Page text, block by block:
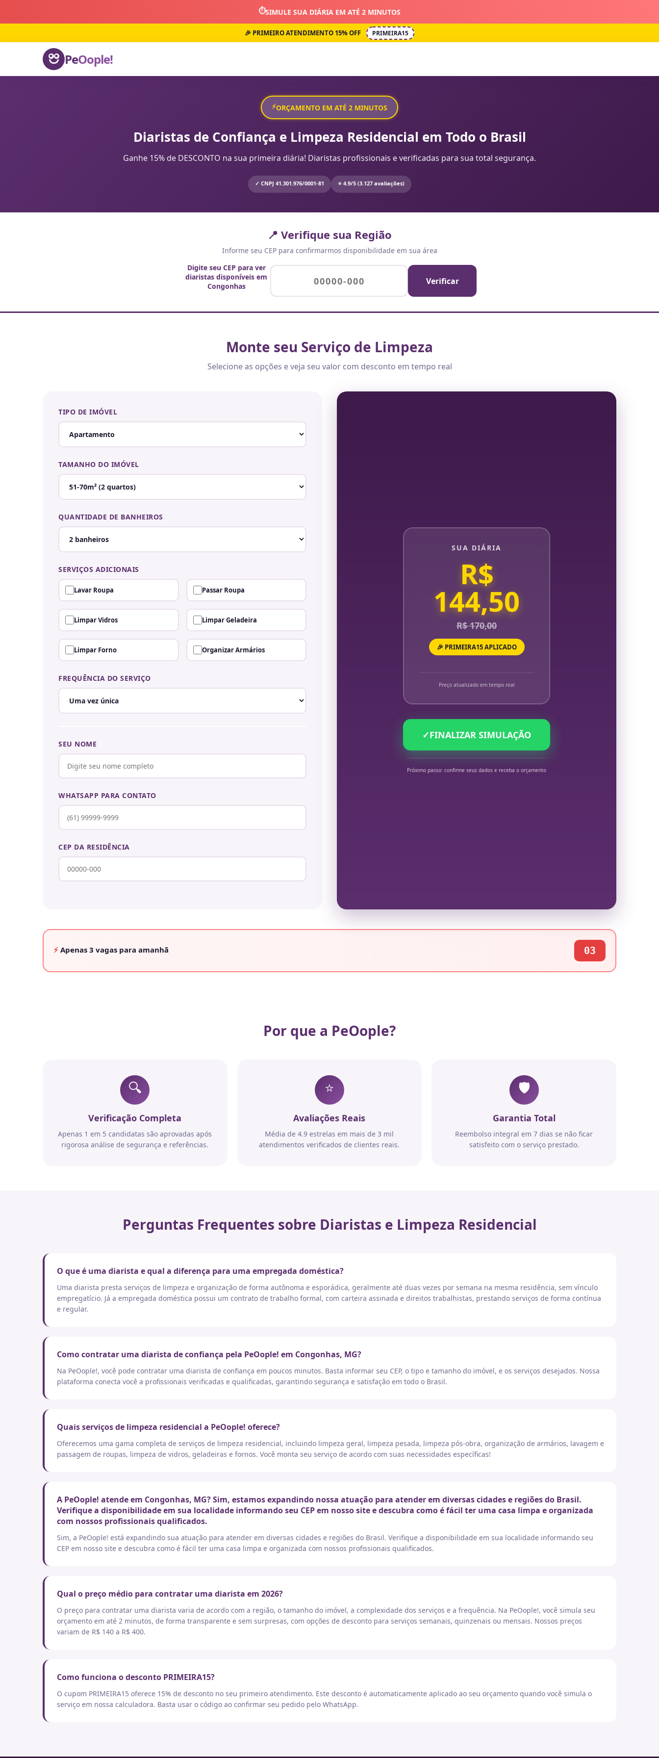
⏱️SIMULE SUA DIÁRIA EM ATÉ 2 MINUTOS
🎉 PRIMEIRO ATENDIMENTO 15% OFF PRIMEIRA15
PeOople!
⚡ORÇAMENTO EM ATÉ 2 MINUTOS
Diaristas de Confiança e Limpeza Residencial em Todo o Brasil
Ganhe 15% de DESCONTO na sua primeira diária! Diaristas profissionais e verificadas para sua total segurança.
✓ CNPJ 41.301.976/0001-81 ⭐ 4.9/5 (3.127 avaliações)
📍 Verifique sua Região
Informe seu CEP para confirmarmos disponibilidade em sua área
Digite seu CEP para ver
diaristas disponíveis em
Congonhas
Verificar
Monte seu Serviço de Limpeza
Selecione as opções e veja seu valor com desconto em tempo real
TIPO DE IMÓVEL
TAMANHO DO IMÓVEL
QUANTIDADE DE BANHEIROS
SERVIÇOS ADICIONAIS
Lavar Roupa Passar Roupa
Limpar Vidros Limpar Geladeira
Limpar Forno Organizar Armários
FREQUÊNCIA DO SERVIÇO
SEU NOME
WHATSAPP PARA CONTATO
CEP DA RESIDÊNCIA
SUA DIÁRIA
R$
144,50
R$ 170,00
🎉 PRIMEIRA15 APLICADO
Preço atualizado em tempo real
✓FINALIZAR SIMULAÇÃO
Próximo passo: confirme seus dados e receba o orçamento
⚡ Apenas 3 vagas para amanhã 03
Por que a PeOople?
🔍
Verificação Completa
Apenas 1 em 5 candidatas são aprovadas após
rigorosa análise de segurança e referências.
⭐
Avaliações Reais
Média de 4.9 estrelas em mais de 3 mil
atendimentos verificados de clientes reais.
🛡️
Garantia Total
Reembolso integral em 7 dias se não ficar
satisfeito com o serviço prestado.
Perguntas Frequentes sobre Diaristas e Limpeza Residencial
O que é uma diarista e qual a diferença para uma empregada doméstica?
Uma diarista presta serviços de limpeza e organização de forma autônoma e esporádica, geralmente até duas vezes por semana na mesma residência, sem vínculo
empregatício. Já a empregada doméstica possui um contrato de trabalho formal, com carteira assinada e direitos trabalhistas, prestando serviços de forma contínua
e regular.
Como contratar uma diarista de confiança pela PeOople! em Congonhas, MG?
Na PeOople!, você pode contratar uma diarista de confiança em poucos minutos. Basta informar seu CEP, o tipo e tamanho do imóvel, e os serviços desejados. Nossa
plataforma conecta você a profissionais verificadas e qualificadas, garantindo segurança e satisfação em todo o Brasil.
Quais serviços de limpeza residencial a PeOople! oferece?
Oferecemos uma gama completa de serviços de limpeza residencial, incluindo limpeza geral, limpeza pesada, limpeza pós-obra, organização de armários, lavagem e
passagem de roupas, limpeza de vidros, geladeiras e fornos. Você monta seu serviço de acordo com suas necessidades específicas!
A PeOople! atende em Congonhas, MG? Sim, estamos expandindo nossa atuação para atender em diversas cidades e regiões do Brasil.
Verifique a disponibilidade em sua localidade informando seu CEP em nosso site e descubra como é fácil ter uma casa limpa e organizada
com nossos profissionais qualificados.
Sim, a PeOople! está expandindo sua atuação para atender em diversas cidades e regiões do Brasil. Verifique a disponibilidade em sua localidade informando seu
CEP em nosso site e descubra como é fácil ter uma casa limpa e organizada com nossos profissionais qualificados.
Qual o preço médio para contratar uma diarista em 2026?
O preço para contratar uma diarista varia de acordo com a região, o tamanho do imóvel, a complexidade dos serviços e a frequência. Na PeOople!, você simula seu
orçamento em até 2 minutos, de forma transparente e sem surpresas, com opções de desconto para serviços semanais, quinzenais ou mensais. Nossos preços
variam de R$ 140 a R$ 400.
Como funciona o desconto PRIMEIRA15?
O cupom PRIMEIRA15 oferece 15% de desconto no seu primeiro atendimento. Este desconto é automaticamente aplicado ao seu orçamento quando você simula o
serviço em nossa calculadora. Basta usar o código ao confirmar seu pedido pelo WhatsApp.